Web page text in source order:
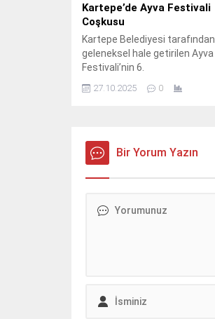
Kartepe’de Ayva Festivali
Coşkusu
Kartepe Belediyesi tarafından
geleneksel hale getirilen Ayva
Festivali’nin 6.
27.10.2025 0
Bir Yorum Yazın